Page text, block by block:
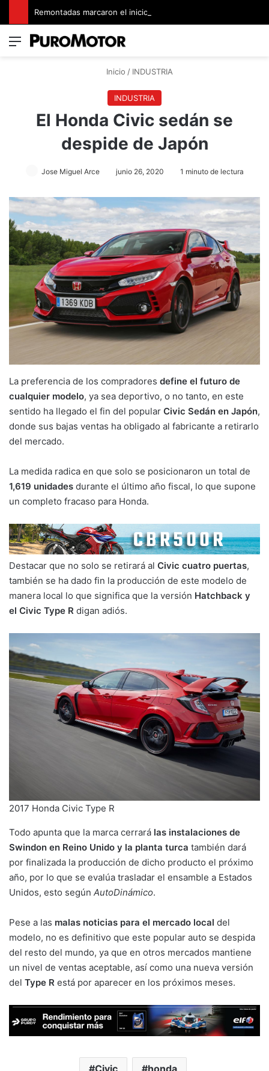
Menú
Inicio / INDUSTRIA
INDUSTRIA
El Honda Civic sedán se
despide de Japón
Jose Miguel Arce junio 26, 2020 1 minuto de lectura
La preferencia de los compradores define el futuro de
cualquier modelo, ya sea deportivo, o no tanto, en este
sentido ha llegado el fin del popular Civic Sedán en Japón,
donde sus bajas ventas ha obligado al fabricante a retirarlo
del mercado.
La medida radica en que solo se posicionaron un total de
1,619 unidades durante el último año fiscal, lo que supone
un completo fracaso para Honda.
Destacar que no solo se retirará al Civic cuatro puertas,
también se ha dado fin la producción de este modelo de
manera local lo que significa que la versión Hatchback y
el Civic Type R digan adiós.
2017 Honda Civic Type R
Todo apunta que la marca cerrará las instalaciones de
Swindon en Reino Unido y la planta turca también dará
por finalizada la producción de dicho producto el próximo
año, por lo que se evalúa trasladar el ensamble a Estados
Unidos, esto según AutoDinámico.
Pese a las malas noticias para el mercado local del
modelo, no es definitivo que este popular auto se despida
del resto del mundo, ya que en otros mercados mantiene
un nivel de ventas aceptable, así como una nueva versión
del Type R está por aparecer en los próximos meses.
Civic honda